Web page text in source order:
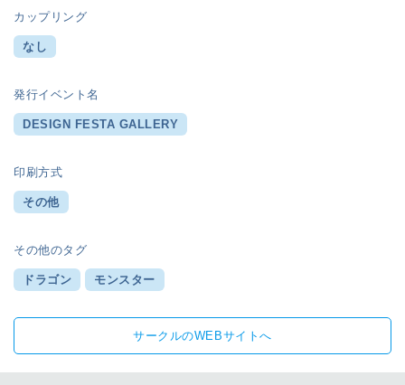
カップリング
なし
発行イベント名
DESIGN FESTA GALLERY
印刷方式
その他
その他のタグ
ドラゴン モンスター
サークルのWEBサイトへ